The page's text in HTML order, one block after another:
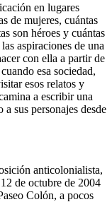
en lugares
de mujeres, cuántas
son héroes y cuántas
aspiraciones de una
con ella a partir de
esa sociedad,
esos relatos y
a escribir una
sus personajes desde
anticolonialista,
de octubre de 2004
Colón, a pocos